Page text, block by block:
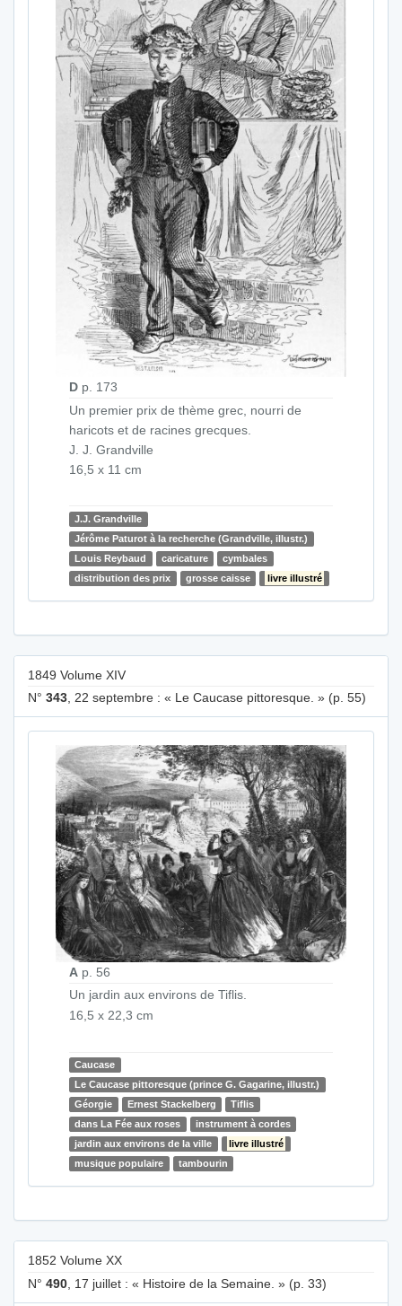
D p. 173
Un premier prix de thème grec, nourri de
haricots et de racines grecques.
J. J. Grandville
16,5 x 11 cm
J.J. Grandville
Jérôme Paturot à la recherche (Grandville, illustr.)
Louis Reybaud
caricature
cymbales
distribution des prix
grosse caisse livre illustré
1849 Volume XIV
N° 343, 22 septembre : « Le Caucase pittoresque. » (p. 55)
A p. 56
Un jardin aux environs de Tiflis.
16,5 x 22,3 cm
Caucase
Le Caucase pittoresque (prince G. Gagarine, illustr.)
Géorgie
Ernest Stackelberg
Tiflis
dans La Fée aux roses
instrument à cordes
jardin aux environs de la ville
livre illustré
musique populaire
tambourin
1852 Volume XX
N° 490 , 17 juillet : « Histoire de la Semaine. » (p. 33)